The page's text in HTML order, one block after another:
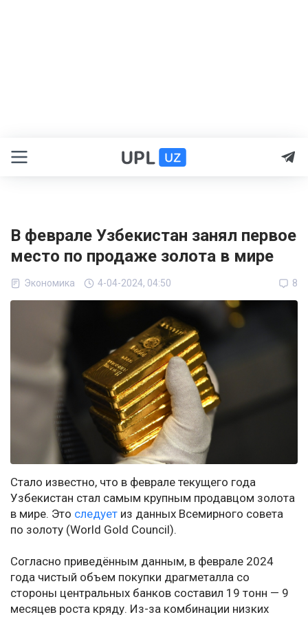
В феврале Узбекистан занял первое
место по продаже золота в мире
Экономика 4-04-2024, 04:50 8
Стало известно, что в феврале текущего года
Узбекистан стал самым крупным продавцом золота
в мире. Это следует из данных Всемирного совета
по золоту (World Gold Council).
Согласно приведённым данным, в феврале 2024
года чистый объем покупки драгметалла со
стороны центральных банков составил 19 тонн — 9
месяцев роста кряду. Из-за комбинации низких